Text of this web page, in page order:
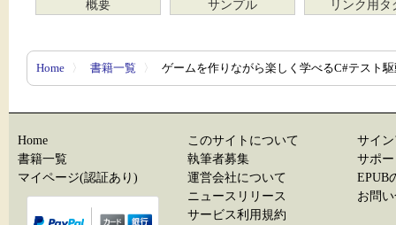
概要 サンプル リンク用タ
Home 〉 書籍一覧 〉 ゲームを作りながら楽しく学べるC#テスト
Home
書籍一覧
マイページ(認証あり)
このサイトについて
執筆者募集
運営会社について
ニュースリリース
サービス利用規約
サイ
サポ
EPUB
お問